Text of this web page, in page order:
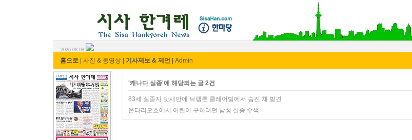
2026.08.08
홈으로 사진 & 동영상 기사제보 & 제언 Admin
'캐나다 실종'에 해당되는 글 2건
83세 실종자 닷새만에 브램튼 클레어빌에서 숨진 채 발견
온타리오호에서 어린이 구하려던 남성 실종 수색